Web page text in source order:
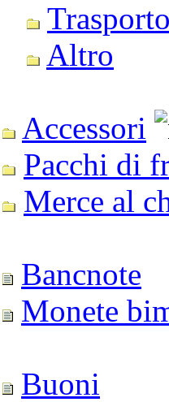
Trasporto
Altro
Accessori
Pacchi di
Merce al
Bancnote
Monete
Buoni